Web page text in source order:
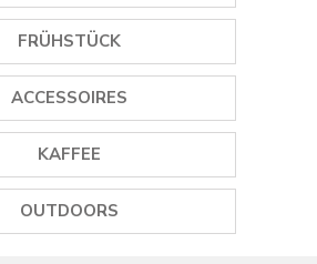
EISMASCHINEN
STABMIXER
MINI STANDMIXER
STANDMIXER
SMOOTHIE MAKER
HANDMIXER
GRILLS
PLANCHA GRILLS
DAMPFGARER
REISKOCHER
PIZZAOFEN
FRÜHSTÜCK
TOASTER
SAFTPRESSEN
ACCESSOIRES
GEWÜRZMÜHLEN
KOCHGESCHIRR
KAFFEE
OUTDOORS